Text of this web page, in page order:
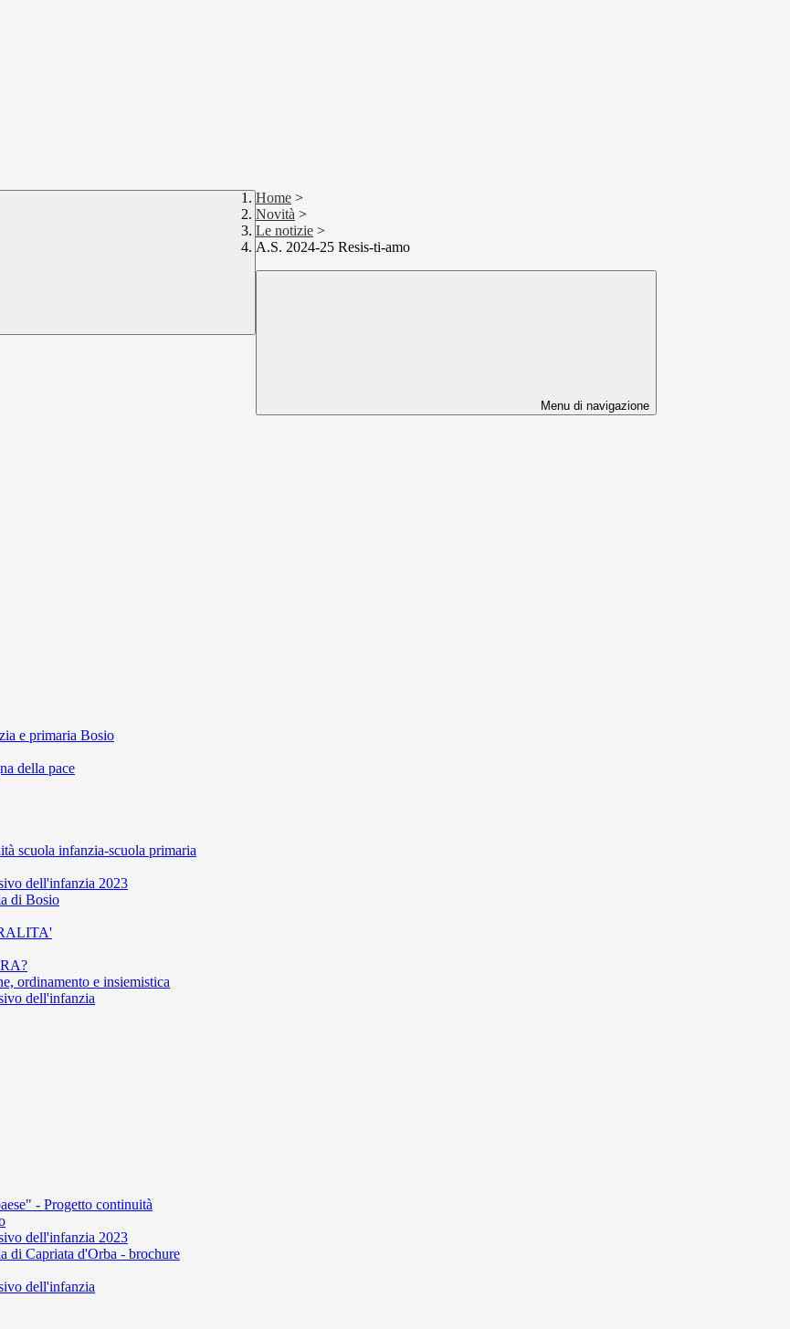
Home >
Novità >
Le notizie >
A.S. 2024-25 Resis-ti-amo
Menu di navigazione
e primaria Bosio
della pace
scuola infanzia-scuola primaria
dell'infanzia 2023
di Bosio
ordinamento e insiemistica
dell'infanzia
- Progetto continuità
dell'infanzia 2023
di Capriata d'Orba - brochure
dell'infanzia